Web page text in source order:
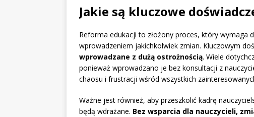
Jakie są kluczowe
Reforma edukacji to złożony proces, który wymaga
wprowadzeniem jakichkolwiek zmian. Kluczowym
wprowadzane z dużą ostrożnością. Wiele
ponieważ wprowadzano je bez konsultacji z
chaosu i frustracji wśród wszystkich
Ważne jest również, aby przeszkolić kadrę
będą wdrażane. Bez wsparcia dla nauczycieli,